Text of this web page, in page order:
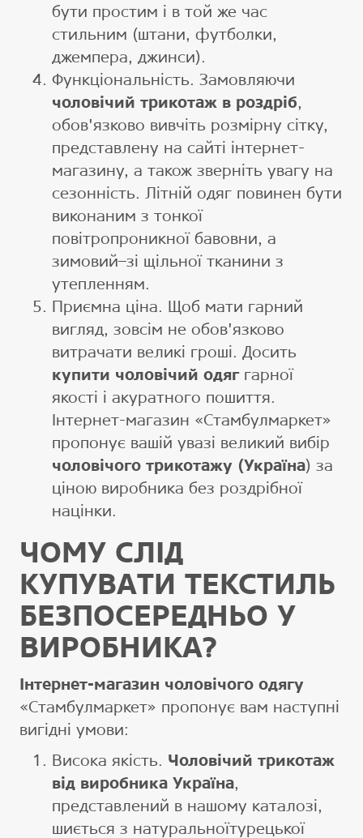
бути простим і в той же час
стильним (штани, футболки,
джемпера, джинси).
Функціональність. Замовляючи
чоловічий трикотаж в роздріб,
обов'язково вивчіть розмірну сітку,
представлену на сайті інтернет-
магазину, а також зверніть увагу на
сезонність. Літній одяг повинен бути
виконаним з тонкої
повітропроникної бавовни, а
зимовий–зі щільної тканини з
утепленням.
Приємна ціна. Щоб мати гарний
вигляд, зовсім не обов'язково
витрачати великі гроші. Досить
купити чоловічий одяггарної
якості і акуратного пошиття.
Інтернет-магазин «Стамбулмаркет»
пропонує вашій увазі великий вибір
чоловічого трикотажу (Україна) за
ціною виробника без роздрібної
націнки.
ЧОМУ СЛІД
КУПУВАТИ ТЕКСТИЛЬ
БЕЗПОСЕРЕДНЬО У
ВИРОБНИКА?
Інтернет-магазин чоловічого одягу
«Стамбулмаркет» пропонує вам наступні
вигідні умови:
Висока якість. Чоловічий трикотаж
від виробника Україна,
представлений в нашому каталозі,
шиється з натуральноїтурецької